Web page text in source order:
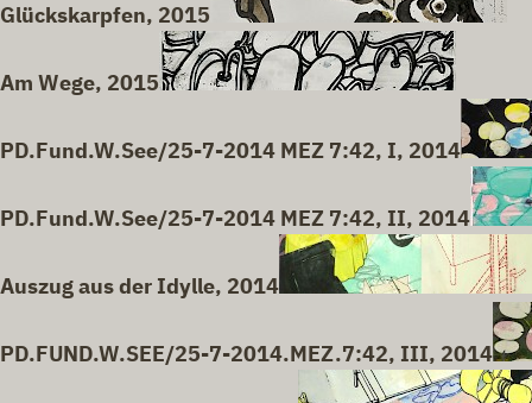
Glückskarpfen, 2015
Am Wege, 2015
PD.Fund.W.See/25-7-2014 MEZ 7:42, I, 2014
PD.Fund.W.See/25-7-2014 MEZ 7:42, II, 2014
Auszug aus der Idylle, 2014
PD.FUND.W.SEE/25-7-2014.MEZ.7:42, III, 2014